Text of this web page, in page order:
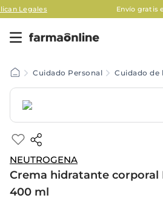
Envío gratis en AMBA
Cuidado Personal Cuidado de
NEUTROGENA
Crema hidratante corporal
400 ml